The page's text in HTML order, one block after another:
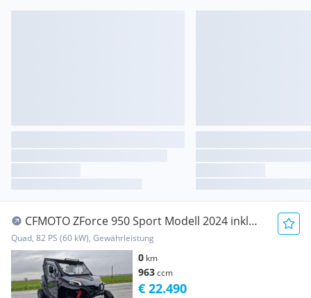
CFMOTO ZForce 950 Sport Modell 2024 inkl
Koffer hinten Vollka...
Quad, 82 PS (60 kW), Gewährleistung
0 km
963ccm
€ 22.490